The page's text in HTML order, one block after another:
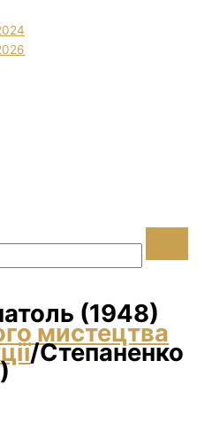
(1948)
мистецтва
/Степаненко